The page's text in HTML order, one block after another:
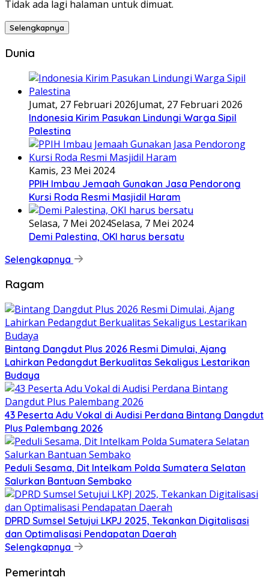
Tidak ada lagi halaman untuk dimuat.
Selengkapnya
Dunia
Jumat, 27 Februari 2026Jumat, 27 Februari 2026
Indonesia Kirim Pasukan Lindungi Warga Sipil
Palestina
Kamis, 23 Mei 2024
PPIH Imbau Jemaah Gunakan Jasa Pendorong
Kursi Roda Resmi Masjidil Haram
Selasa, 7 Mei 2024Selasa, 7 Mei 2024
Demi Palestina, OKI harus bersatu
Selengkapnya
Ragam
Bintang Dangdut Plus 2026 Resmi Dimulai, Ajang
Lahirkan Pedangdut Berkualitas Sekaligus Lestarikan
Budaya
43 Peserta Adu Vokal di Audisi Perdana Bintang Dangdut
Plus Palembang 2026
Peduli Sesama, Dit Intelkam Polda Sumatera Selatan
Salurkan Bantuan Sembako
DPRD Sumsel Setujui LKPJ 2025, Tekankan Digitalisasi
dan Optimalisasi Pendapatan Daerah
Selengkapnya
Pemerintah